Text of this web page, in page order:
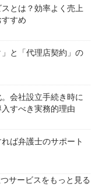
とは？効率よく売上
すめ
と「代理店契約」の
会社設立手続き時に
入すべき実務的理由
ば弁護士のサポート
サービスをもっと見る